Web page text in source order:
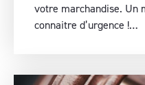
votre marchandise. Un
connaitre d’urgence !…